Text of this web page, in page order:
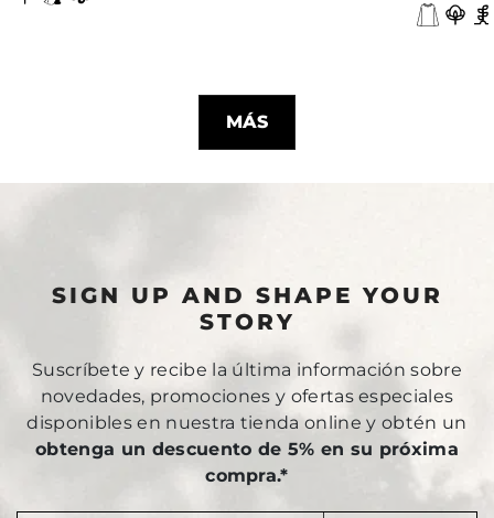
MÁS
SIGN UP AND SHAPE YOUR
STORY
Suscríbete y recibe la última información sobre
novedades, promociones y ofertas especiales
disponibles en nuestra tienda online y obtén un
obtenga un descuento de 5% en su próxima
compra.*